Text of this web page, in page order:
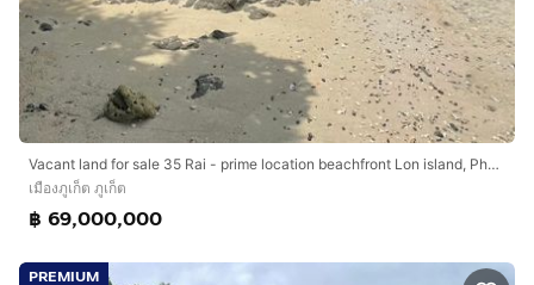
Vacant land for sale 35 Rai - prime location beachfront Lon island, Phuket
เมืองภูเก็ต ภูเก็ต
฿ 69,000,000
PREMIUM